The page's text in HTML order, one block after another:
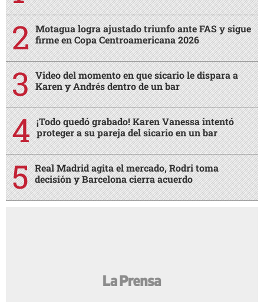
Motagua logra ajustado triunfo ante FAS y sigue
firme en Copa Centroamericana 2026
Video del momento en que sicario le dispara a
Karen y Andrés dentro de un bar
¡Todo quedó grabado! Karen Vanessa intentó
proteger a su pareja del sicario en un bar
Real Madrid agita el mercado, Rodri toma
decisión y Barcelona cierra acuerdo